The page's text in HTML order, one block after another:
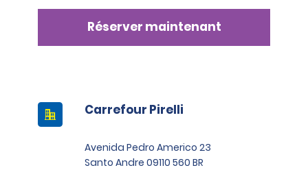
Réserver maintenant
Carrefour Pirelli
Avenida Pedro Americo 23
Santo Andre 09110 560 BR